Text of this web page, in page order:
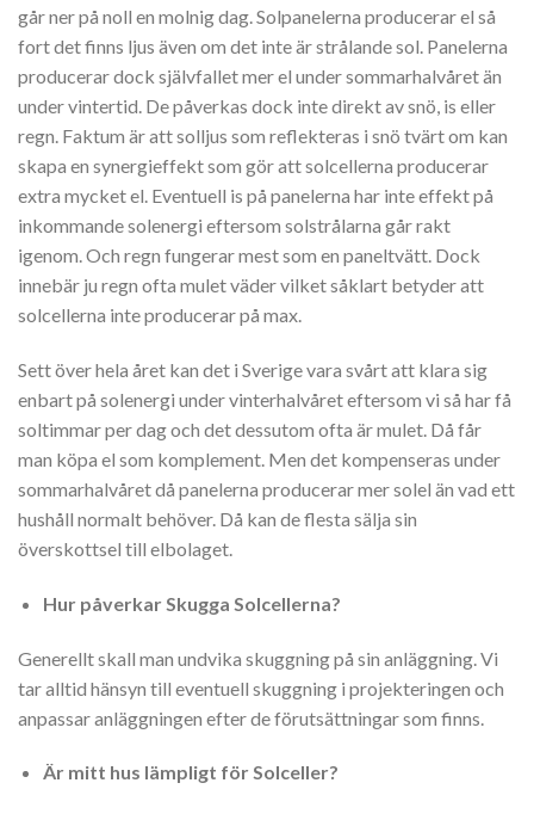
går ner på noll en molnig dag. Solpanelerna producerar el så
fort det finns ljus även om det inte är strålande sol. Panelerna
producerar dock självfallet mer el under sommarhalvåret än
under vintertid. De påverkas dock inte direkt av snö, is eller
regn. Faktum är att solljus som reflekteras i snö tvärt om kan
skapa en synergieffekt som gör att solcellerna producerar
extra mycket el. Eventuell is på panelerna har inte effekt på
inkommande solenergi eftersom solstrålarna går rakt
igenom. Och regn fungerar mest som en paneltvätt. Dock
innebär ju regn ofta mulet väder vilket såklart betyder att
solcellerna inte producerar på max.
Sett över hela året kan det i Sverige vara svårt att klara sig
enbart på solenergi under vinterhalvåret eftersom vi så har få
soltimmar per dag och det dessutom ofta är mulet. Då får
man köpa el som komplement. Men det kompenseras under
sommarhalvåret då panelerna producerar mer solel än vad ett
hushåll normalt behöver. Då kan de flesta sälja sin
överskottsel till elbolaget.
Hur påverkar Skugga Solcellerna?
Generellt skall man undvika skuggning på sin anläggning. Vi
tar alltid hänsyn till eventuell skuggning i projekteringen och
anpassar anläggningen efter de förutsättningar som finns.
Är mitt hus lämpligt för Solceller?